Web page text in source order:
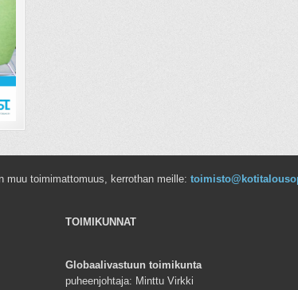
toimimattomuus, kerrothan meille:
TOIMIKUNNAT
Globaalivastuun toimikunta
puheenjohtaja: Minttu Virkki